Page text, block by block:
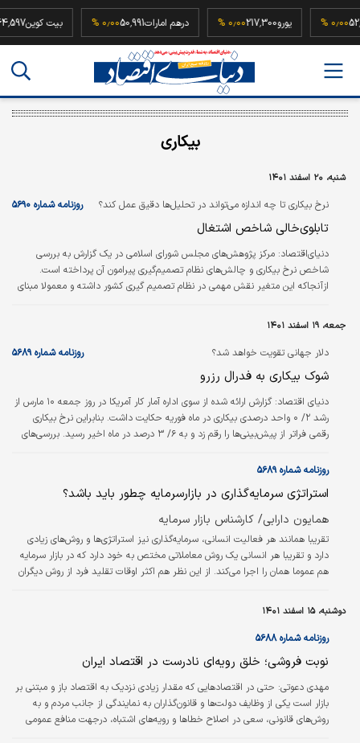
۰٫۰۰ % یورو217,300۰٫۰۰ % درهم امارات50,991۰٫۰۰ % بیت
بیکاری
شنبه، ۲۰ اسفند ۱۴۰۱
نرخ بیکاری تا چه اندازه می‌تواند در تحلیل‌ها دقیق عمل کند؟ روزنامه شماره ۵۶۹۰
تابلوی‌خالی شاخص اشتغال
دنیای‌اقتصاد: مرکز پژوهش‌های مجلس شورای اسلامی در یک گزارش به بررسی
شاخص نرخ بیکاری و چالش‌های نظام تصمیم‌گیری پیرامون آن پرداخته است.
ازآنجاکه این متغیر نقش مهمی در نظام تصمیم گیری کشور داشته و معمولا مبنای
کشور است، یکی از مولفه‌های مهم در ارزیابی عملکرد سیاست‌های اجراشده بوده و در
جمعه، ۱۹ اسفند ۱۴۰۱
دلار جهانی تقویت خواهد شد؟ روزنامه شماره ۵۶۸۹
شوک بیکاری به فدرال رزرو
دنياي اقتصاد:
گزارش ارائه شده از سوی اداره آمار کار آمریکا در روز جمعه ۱۰ مارس از
رشد ۲/ ۰ واحد درصدی بیکاری در ماه فوریه حکایت داشت. بنابراین نرخ بیکاری
رقمی فراتر از پیش‌بینی‌ها را رقم زد و به ۶/ ۳ درصد در ماه اخیر رسید. بررسی‌های
رقمی فراتر از پیش‌بینی مبنی بر ۲۰۵ هزار شغل جدید را به ثبت رساند.
روزنامه شماره ۵۶۸۹
استراتژی سرمایه‌گذاری در بازارسرمایه چطور باید باشد؟
همایون دارابی/ کارشناس بازار سرمایه
تقریبا همانند هر فعالیت انسانی، سرمایه‌گذاری نیز استراتژی‌ها و روش‌های زیادی
دارد و تقریبا هر انسانی یک روش معاملاتی مختص به خود دارد که در بازار سرمایه
هم عموما همان را اجرا می‌کند. از این نظر هم اکثر اوقات تقلید فرد از روش دیگران
به خود را پیدا کند و به‌کار گیرد. برای اینکار هم لازم است فرد ابتدا آموزش کامل و
کافی در مورد انواع روش‌های تحلیل و معاملاتی دریافت کرده تا کم‌کم با افزایش
تجربه فرد روش منحصربه‌فرد خود را پیدا…
دوشنبه، ۱۵ اسفند ۱۴۰۱
روزنامه شماره ۵۶۸۸
نوبت فروشی؛ خلق رویه‌‌‌ای نادرست در اقتصاد ایران
مهدی دعوتی: حتی در اقتصاد‌‌‌هایی که مقدار زیادی نزدیک به اقتصاد باز و مبتنی بر
بازار است یکی از وظایف دولت‌‌‌ها و قانون‌گذاران به نمایندگی از جانب مردم و به
روش‌های قانونی، سعی در اصلاح خطاها و رویه‌‌‌های اشتباه، درجهت منافع عمومی